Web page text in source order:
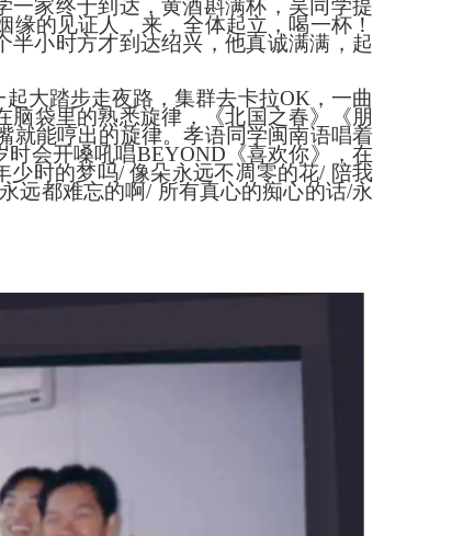
一家终于到达，黄酒斟满杯，吴同学提
缘的见证人，来，全体起立，喝一杯！
半小时方才到达绍兴，他真诚满满，起
大踏步走夜路，集群去卡拉OK，一曲
脑袋里的熟悉旋律，《北国之春》《朋
能哼出的旋律。孝语同学闽南语唱着
时会开嗓吼唱BEYOND《喜欢你》，在
时的梦吗/ 像朵永远不凋零的花/ 陪我
远都难忘的啊/ 所有真心的痴心的话/永